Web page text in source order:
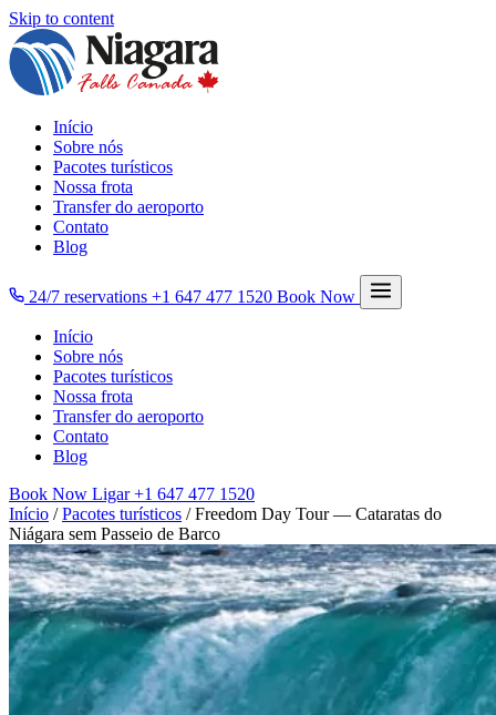
Skip to content
Início
Sobre nós
Pacotes turísticos
Nossa frota
Transfer do aeroporto
Contato
Blog
24/7 reservations +1 647 477 1520 Book Now
Início
Sobre nós
Pacotes turísticos
Nossa frota
Transfer do aeroporto
Contato
Blog
Book Now Ligar+1 647 477 1520
Início / Pacotes turísticos / Freedom Day Tour — Cataratas do
Niágara sem Passeio de Barco